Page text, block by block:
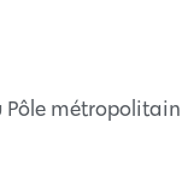
Pôle métropolitain